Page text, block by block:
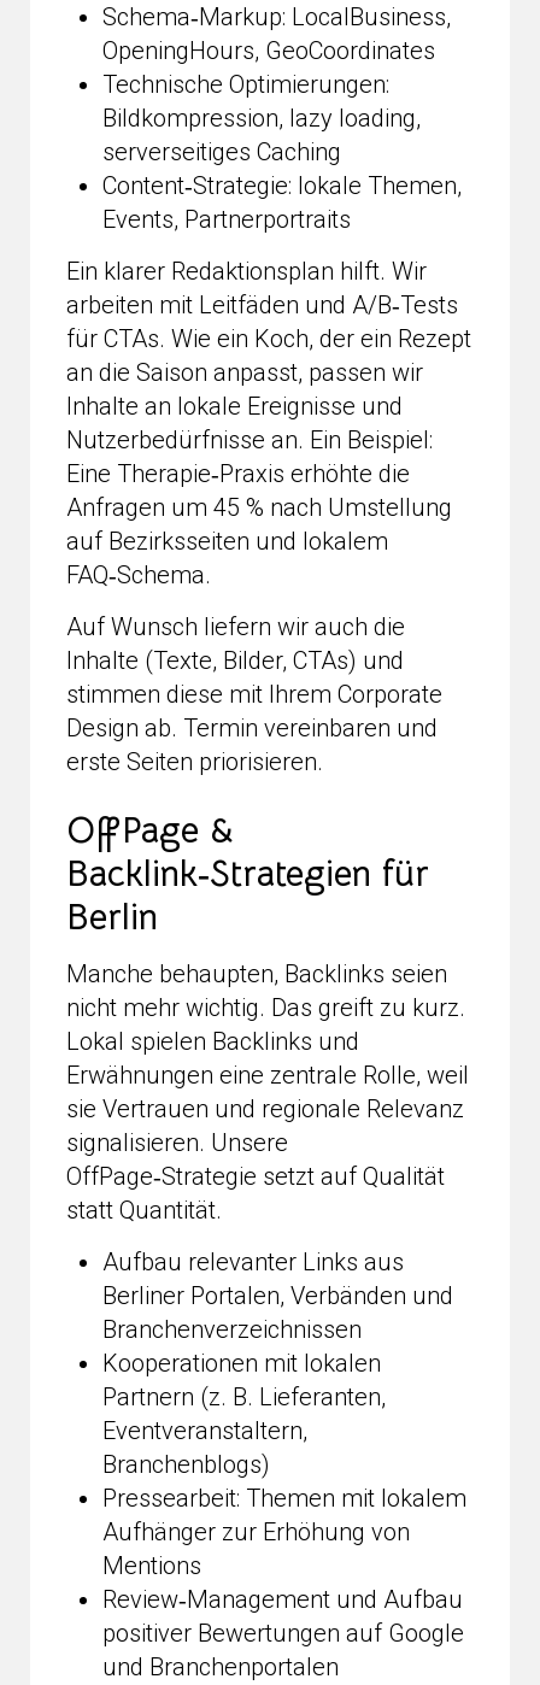
Schema‑Markup: LocalBusiness,
OpeningHours, GeoCoordinates
Technische Optimierungen:
Bildkompression, lazy loading,
serverseitiges Caching
Content‑Strategie: lokale Themen,
Events, Partnerportraits
Ein klarer Redaktionsplan hilft. Wir
arbeiten mit Leitfäden und A/B‑Tests
für CTAs. Wie ein Koch, der ein Rezept
an die Saison anpasst, passen wir
Inhalte an lokale Ereignisse und
Nutzerbedürfnisse an. Ein Beispiel:
Eine Therapie‑Praxis erhöhte die
Anfragen um 45 % nach Umstellung
auf Bezirksseiten und lokalem
FAQ‑Schema.
Auf Wunsch liefern wir auch die
Inhalte (Texte, Bilder, CTAs) und
stimmen diese mit Ihrem Corporate
Design ab. Termin vereinbaren und
erste Seiten priorisieren.
OffPage &
Backlink‑Strategien für
Berlin
Manche behaupten, Backlinks seien
nicht mehr wichtig. Das greift zu kurz.
Lokal spielen Backlinks und
Erwähnungen eine zentrale Rolle, weil
sie Vertrauen und regionale Relevanz
signalisieren. Unsere
OffPage‑Strategie setzt auf Qualität
statt Quantität.
Aufbau relevanter Links aus
Berliner Portalen, Verbänden und
Branchenverzeichnissen
Kooperationen mit lokalen
Partnern (z. B. Lieferanten,
Eventveranstaltern,
Branchenblogs)
Pressearbeit: Themen mit lokalem
Aufhänger zur Erhöhung von
Mentions
Review‑Management und Aufbau
positiver Bewertungen auf Google
und Branchenportalen